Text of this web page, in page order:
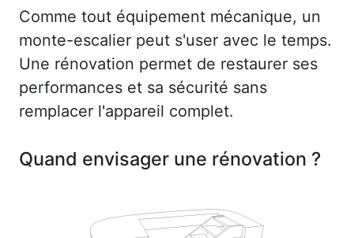
Comme tout équipement mécanique, un
monte-escalier peut s'user avec le temps.
Une rénovation permet de restaurer ses
performances et sa sécurité sans
remplacer l'appareil complet.
Quand envisager une rénovation ?